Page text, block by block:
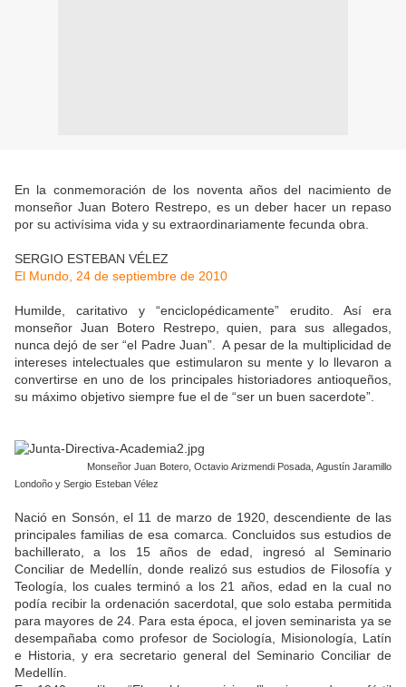
En la conmemoración de los noventa años del nacimiento de
monseñor Juan Botero Restrepo, es un deber hacer un repaso
por su activísima vida y su extraordinariamente fecunda obra.
SERGIO ESTEBAN VÉLEZ
El Mundo, 24 de septiembre de 2010
Humilde, caritativo y “enciclopédicamente” erudito. Así era
monseñor Juan Botero Restrepo, quien, para sus allegados,
nunca dejó de ser “el Padre Juan”. A pesar de la multiplicidad de
intereses intelectuales que estimularon su mente y lo llevaron a
convertirse en uno de los principales historiadores antioqueños,
su máximo objetivo siempre fue el de “ser un buen sacerdote”.
Monseñor Juan Botero, Octavio Arizmendi Posada, Agustín Jaramillo
Londoño y Sergio Esteban Vélez
Nació en Sonsón, el 11 de marzo de 1920, descendiente de las
principales familias de esa comarca. Concluidos sus estudios de
bachillerato, a los 15 años de edad, ingresó al Seminario
Conciliar de Medellín, donde realizó sus estudios de Filosofía y
Teología, los cuales terminó a los 21 años, edad en la cual no
podía recibir la ordenación sacerdotal, que solo estaba permitida
para mayores de 24. Para esta época, el joven seminarista ya se
desempañaba como profesor de Sociología, Misionología, Latín
e Historia, y era secretario general del Seminario Conciliar de
Medellín.